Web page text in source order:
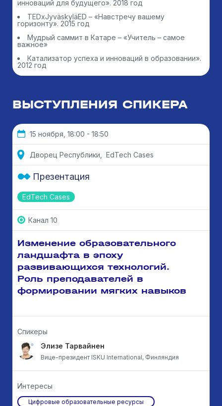
инноваций для будущего». 2018 год
TEDxJyväskyläED – «Навстречу вашему
горизонту». 2015 год
Мудрый саммит в Катаре – «Учитель – самое
важное»
Катализатор успеха и инноваций в образовании».
2012 год
ВЫСТУПЛЕНИЯ СПИКЕРА
15 ноября, 18:00 - 18:50
Дворец Республики, EdTech Cases
EdTech Cases
Презентация
Канал 10
Изменение образовательного
ландшафта в эпоху
развивающихся технологий.
Роль преподавателей в
формировании мягких навыков
Спикеры
Элизе Тарвайнен
Вице-президент ISKU International, Финляндия
Интересы
Цифровые образовательные ресурсы